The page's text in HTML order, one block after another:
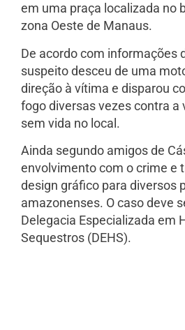
em uma praça localizada no
zona Oeste de Manaus.
De acordo com informações
suspeito desceu de uma
direção à vítima e disparou
fogo diversas vezes contra a
sem vida no local.
Ainda segundo amigos de
envolvimento com o crime e
design gráfico para diversos
amazonenses. O caso deve
Delegacia Especializada em
Sequestros (DEHS).